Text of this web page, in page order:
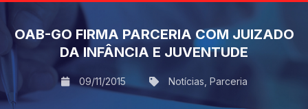
OAB-GO FIRMA PARCERIA COM JUIZADO
DA INFÂNCIA E JUVENTUDE
09/11/2015 Notícias Parceria